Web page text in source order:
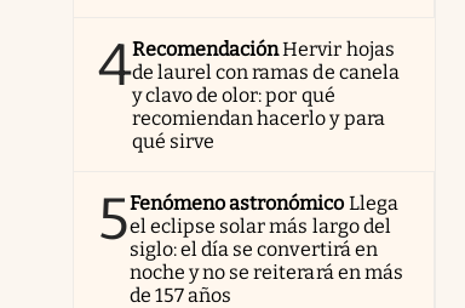
4RecomendaciónHervir hojas
de laurel con ramas de canela
y clavo de olor: por qué
recomiendan hacerlo y para
qué sirve
5Fenómeno astronómico Llega
el eclipse solar más largo del
siglo: el día se convertirá en
noche y no se reiterará en más
de 157 años